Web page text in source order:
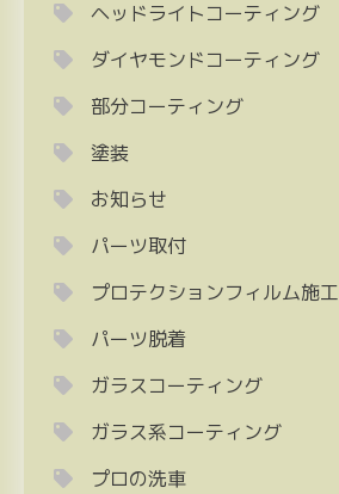
ヘッドライトコーティング
ダイヤモンドコーティング
部分コーティング
塗装
お知らせ
パーツ取付
プロテクションフィルム施工
パーツ脱着
ガラスコーティング
ガラス系コーティング
プロの洗車